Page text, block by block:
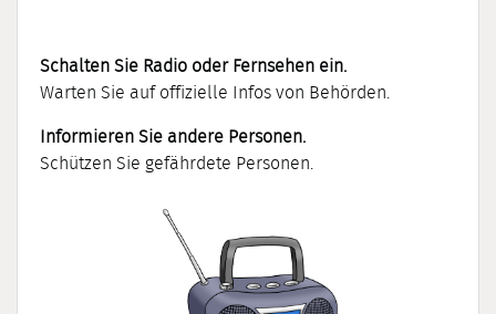
Schalten Sie Radio oder Fernsehen ein.
Warten Sie auf offizielle Infos von Behörden.
Informieren Sie andere Personen.
Schützen Sie gefährdete Personen.